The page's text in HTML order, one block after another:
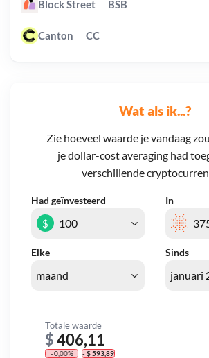
Wat als ik...?
Zie hoeveel waarde je vandaag
je dollar-cost averaging had
verschillende
Had geïnvesteerd In
Elke Sinds
$
Totale waarde
$406,11
- 0,00% - $ 593,89
Block Street BSB
Canton CC